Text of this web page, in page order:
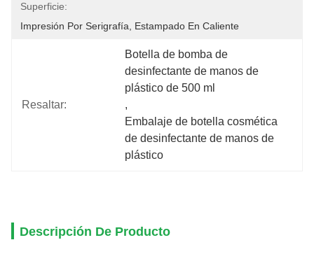
Superficie:
Impresión Por Serigrafía, Estampado En Caliente
Resaltar:
Botella de bomba de
desinfectante de manos de
plástico de 500 ml
,
Embalaje de botella cosmética
de desinfectante de manos de
plástico
Descripción De Producto